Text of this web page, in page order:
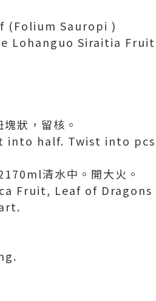
(Folium Sauropi )
Lohanguo Siraitia Fruit
狀，留核。
half. Twist into
清水中。開大火。
Fruit, Leaf of